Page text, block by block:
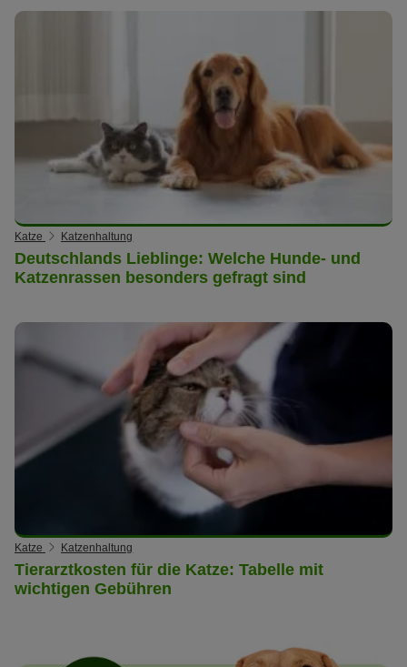
Katze Katzenhaltung
Deutschlands Lieblinge: Welche Hunde- und
Katzenrassen besonders gefragt sind
Katze Katzenhaltung
Tierarztkosten für die Katze: Tabelle mit
wichtigen Gebühren